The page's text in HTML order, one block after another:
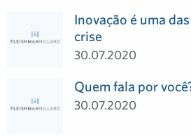
Inovação é uma
crise
30.07.2020
Quem fala por
30.07.2020